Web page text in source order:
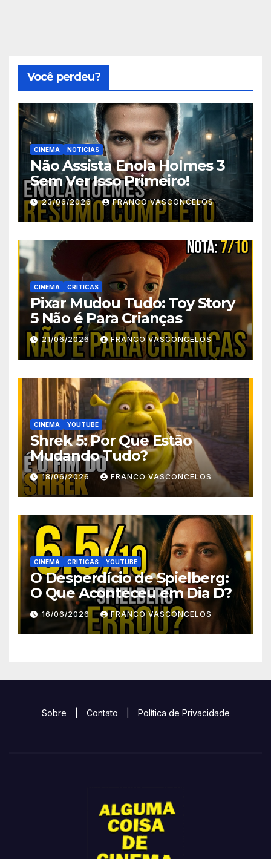
Você perdeu?
CINEMA NOTICIAS
Não Assista Enola Holmes 3
Sem Ver Isso Primeiro!
23/06/2026 FRANCO VASCONCELOS
CINEMA CRITICAS
Pixar Mudou Tudo: Toy Story
5 Não é Para Crianças
21/06/2026 FRANCO VASCONCELOS
CINEMA YOUTUBE
Shrek 5: Por Que Estão
Mudando Tudo?
18/06/2026 FRANCO VASCONCELOS
CINEMA CRITICAS YOUTUBE
O Desperdício de Spielberg:
O Que Aconteceu em Dia D?
16/06/2026 FRANCO VASCONCELOS
Sobre Contato Política de Privacidade